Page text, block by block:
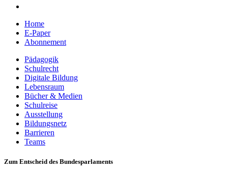
Home
E-Paper
Abonnement
Pädagogik
Schulrecht
Digitale Bildung
Lebensraum
Bücher & Medien
Schulreise
Ausstellung
Bildungsnetz
Barrieren
Teams
Zum Entscheid des Bundesparlaments